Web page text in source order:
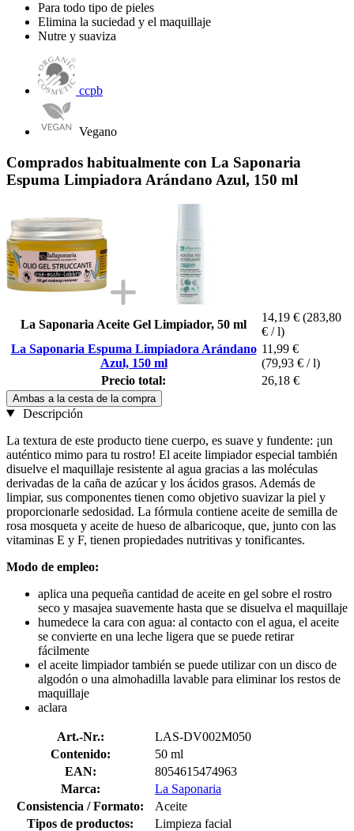
Para todo tipo de pieles
Elimina la suciedad y el maquillaje
Nutre y suaviza
ccpb
Vegano
Comprados habitualmente con La Saponaria
Espuma Limpiadora Arándano Azul, 150 ml
La Saponaria Aceite Gel Limpiador, 50 ml
14,19 € (283,80
€ / l)
La Saponaria Espuma Limpiadora Arándano
Azul, 150 ml
11,99 €
(79,93 € / l)
Precio total:
26,18 €
Ambas a la cesta de la compra
Descripción
La textura de este producto tiene cuerpo, es suave y fundente: ¡un
auténtico mimo para tu rostro! El aceite limpiador especial también
disuelve el maquillaje resistente al agua gracias a las moléculas
derivadas de la caña de azúcar y los ácidos grasos. Además de
limpiar, sus componentes tienen como objetivo suavizar la piel y
proporcionarle sedosidad. La fórmula contiene aceite de semilla de
rosa mosqueta y aceite de hueso de albaricoque, que, junto con las
vitaminas E y F, tienen propiedades nutritivas y tonificantes.
Modo de empleo:
aplica una pequeña cantidad de aceite en gel sobre el rostro
seco y masajea suavemente hasta que se disuelva el maquillaje
humedece la cara con agua: al contacto con el agua, el aceite
se convierte en una leche ligera que se puede retirar
fácilmente
el aceite limpiador también se puede utilizar con un disco de
algodón o una almohadilla lavable para eliminar los restos de
maquillaje
aclara
Art.-Nr.:
LAS-DV002M050
Contenido:
50 ml
EAN:
8054615474963
Marca:
La Saponaria
Consistencia / Formato:
Aceite
Tipos de productos:
Limpieza facial